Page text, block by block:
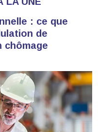
: ce que
de
chômage